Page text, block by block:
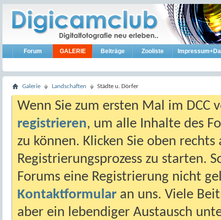
Forum GALERIE Beiträge Zooliste
Galerie Landschaften Städte u. Dörfer
Wenn Sie zum ersten Mal im DCC
registrieren, um alle Inhalte des
zu können. Klicken Sie oben
Registrierungsprozess zu starten.
Forums eine Registrierung nicht
Kontaktformular an uns. Viele
aber ein lebendiger Austausch